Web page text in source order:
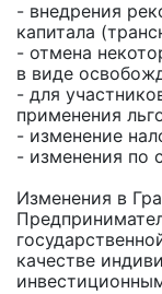
- внедрения
капитала
- отмена
в виде
- для
применения
- изменение
- изменения по
Изменения в
качестве